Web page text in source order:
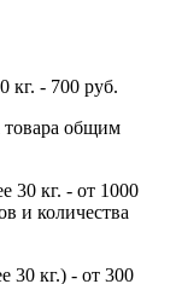
кг. - 700 руб.
товара общим
30 кг. - от 1000
и количества
30 кг.) - от 300